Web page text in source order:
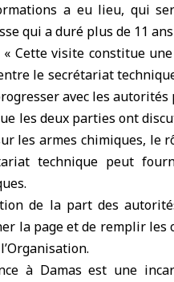
a eu lieu, qui
qui a duré plus de 11 ans
« Cette visite constitue
le secrétariat
avec les autorités
les deux parties ont
les armes chimiques, le
technique peut
de la part des
la page et de remplir les
à Damas est une